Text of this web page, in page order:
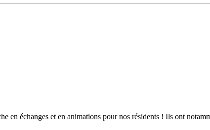
en échanges et en animations pour nos résidents ! Ils ont